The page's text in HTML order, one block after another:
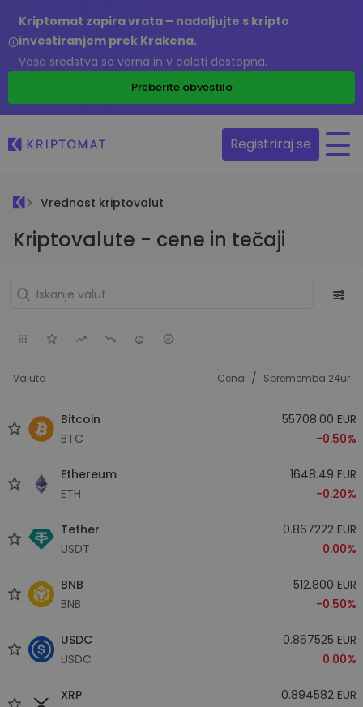
Kriptomat zapira vrata – nadaljujte s kripto
investiranjem prek Krakena.
Vaša sredstva so varna in v celoti dostopna.
Preberite obvestilo
Registriraj se
Vrednost kriptovalut
Kriptovalute - cene in tečaji
Valuta Cena / Sprememba 24ur
Bitcoin
BTC
55708.00 EUR
-0.50%
Ethereum
ETH
1648.49 EUR
-0.20%
Tether
USDT
0.867222 EUR
0.00%
BNB
BNB
512.800 EUR
-0.50%
USDC
USDC
0.867525 EUR
0.00%
XRP
0.894582 EUR